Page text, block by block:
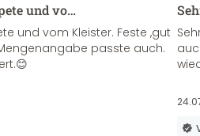
und vo…
und vom Kleister. Feste ,gut
passte auch.